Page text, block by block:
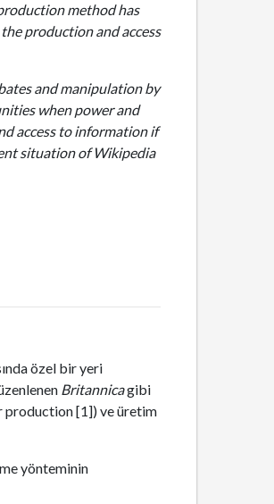
method has
production and access
and manipulation by
when power and
access to information if
situation of Wikipedia
özel bir yeri
Britannicagibi
production [1]) ve üretim
yönteminin